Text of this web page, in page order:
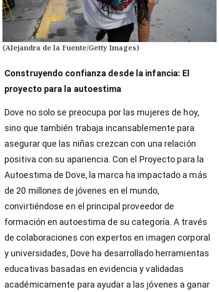
(Alejandra de la Fuente/Getty Images)
Construyendo confianza desde la infancia: El
proyecto para la autoestima
Dove no solo se preocupa por las mujeres de hoy,
sino que también trabaja incansablemente para
asegurar que las niñas crezcan con una relación
positiva con su apariencia. Con el Proyecto para la
Autoestima de Dove, la marca ha impactado a más
de 20 millones de jóvenes en el mundo,
convirtiéndose en el principal proveedor de
formación en autoestima de su categoría. A través
de colaboraciones con expertos en imagen corporal
y universidades, Dove ha desarrollado herramientas
educativas basadas en evidencia y validadas
académicamente para ayudar a las jóvenes a ganar